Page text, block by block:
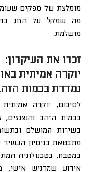
מומלצת של ספקים
מה שמקל על הזוג
מושלמת.
זכרו את העיקרון:
יוקרה אמיתית
נמדדת בכמות
לסיכום, יוקרה
בכמות הזהב
בשירות המושלם
מתבטאת בניסיון העשיר
במטבח, בטכנולוגיה
אירוע שמרגיש אישי,